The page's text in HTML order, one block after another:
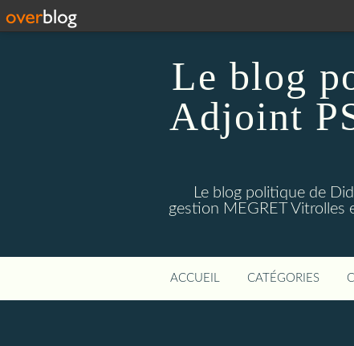
Le blog
Adjoint
Le blog politique de
gestion MEGRET Vitrolles
ACCUEIL CATÉGORIES